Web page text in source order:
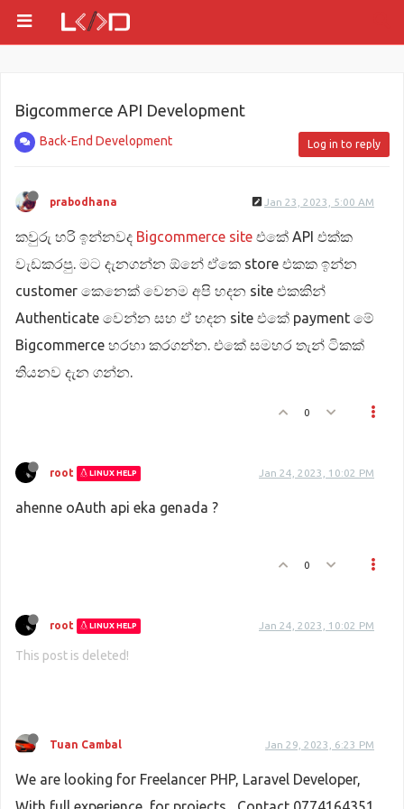
Bigcommerce API Development
Back-End Development Log in to reply
prabodhana Jan 23, 2023, 5:00 AM
කවුරු හරි ඉන්නවද Bigcommerce site එකේ API එක්ක
වැඩකරපු. මට දැනගන්න ඕනේ ඒකෙ store එකක ඉන්න
customer කෙනෙක් වෙනම අපි හදන site එකකින්
Authenticate වෙන්න සහ ඒ හදන site එකේ payment මේ
Bigcommerce හරහා කරගන්න. එකේ සමහර තැන් ටිකක්
තියනව දැන ගන්න.
0
root LINUX HELP Jan 24, 2023, 10:02 PM
ahenne oAuth api eka genada ?
0
root LINUX HELP Jan 24, 2023, 10:02 PM
This post is deleted!
Tuan Cambal Jan 29, 2023, 6:23 PM
We are looking for Freelancer PHP, Laravel Developer,